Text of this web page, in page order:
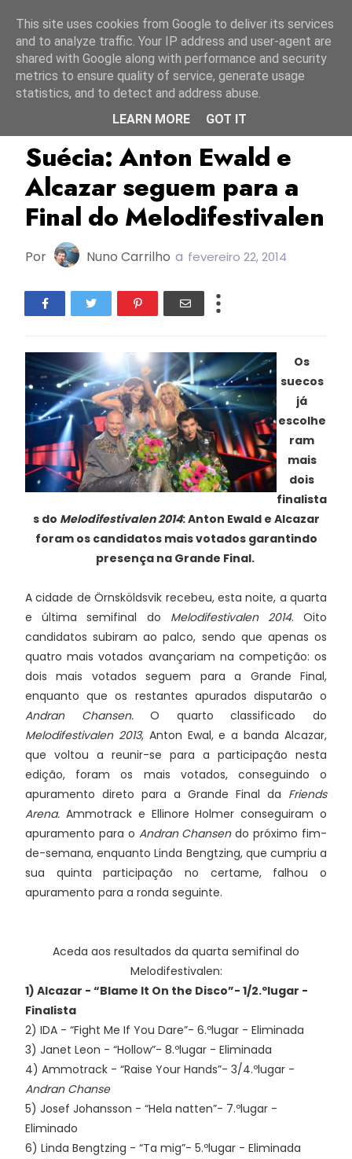
Melodifestivalen Suécia
Suécia: Anton Ewald e
Alcazar seguem para a
Final do Melodifestivalen
Por Nuno Carrilho a fevereiro 22, 2014
Os
suecos
já
escolhe
ram
mais
dois
finalista
s do Melodifestivalen 2014: Anton Ewald e Alcazar
foram os candidatos mais votados garantindo
presença na Grande Final.
A cidade de Örnsköldsvik recebeu, esta noite, a quarta
e última semifinal do Melodifestivalen 2014. Oito
candidatos subiram ao palco, sendo que apenas os
quatro mais votados avançariam na competição: os
dois mais votados seguem para a Grande Final,
enquanto que os restantes apurados disputarão o
Andran Chansen.O quarto classificado do
Melodifestivalen 2013, Anton Ewal, e a banda Alcazar,
que voltou a reunir-se para a participação nesta
edição, foram os mais votados, conseguindo o
apuramento direto para a Grande Final da Friends
Arena. Ammotrack e Ellinore Holmer conseguiram o
apuramento para o Andran Chansendo próximo fim-
de-semana, enquanto Linda Bengtzing, que cumpriu a
sua quinta participação no certame, falhou o
apuramento para a ronda seguinte.
Aceda aos resultados da quarta semifinal do
Melodifestivalen:
1) Alcazar - “Blame It On the Disco”- 1/2.ºlugar -
Finalista
2) IDA - “Fight Me If You Dare”- 6.ºlugar - Eliminada
3) Janet Leon - “Hollow”- 8.ºlugar - Eliminada
4) Ammotrack - “Raise Your Hands”- 3/4.ºlugar -
Andran Chanse
5) Josef Johansson - “Hela natten”- 7.ºlugar -
Eliminado
6) Linda Bengtzing - “Ta mig”- 5.ºlugar - Eliminada
This site uses cookies from Google to deliver its services
and to analyze traffic. Your IP address and user-agent are
shared with Google along with performance and security
metrics to ensure quality of service, generate usage
statistics, and to detect and address abuse.
LEARN MORE
GOT IT